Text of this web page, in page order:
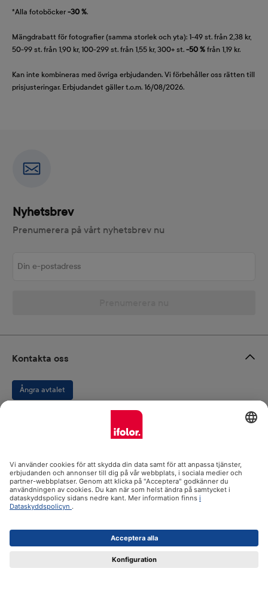
*Alla fotoböcker -30 %.
Mängdrabatt för fotografier (samma storlek och yta): 1-49 st. från 2,38 kr,
50-99 st. från 1,90 kr, 100-299 st. från 1,55 kr, 300+ st. -50 % från 1,19 kr.
Kan inte kombineras med övriga erbjudanden. Vi förbehåller oss rätten till
prisjusteringar. Erbjudandet gäller t.o.m. 16/08/2026.
Nyhetsbrev
Prenumerera på vårt nyhetsbrev nu
Kontakta oss
Ångra avtalet
Produktsortiment
Support och instruktioner